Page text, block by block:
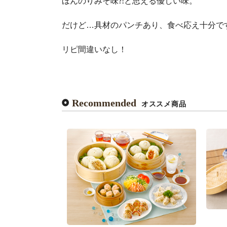
だけど…具材のパンチあり、食べ応え十分で
リピ間違いなし！
Recommended オススメ商品